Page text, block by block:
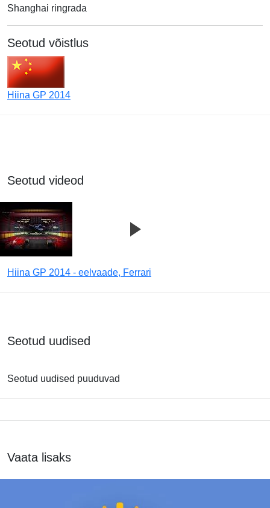
Shanghai ringrada
Seotud võistlus
Hiina GP 2014
Seotud videod
Hiina GP 2014 - eelvaade, Ferrari
Seotud uudised
Seotud uudised puuduvad
Vaata lisaks